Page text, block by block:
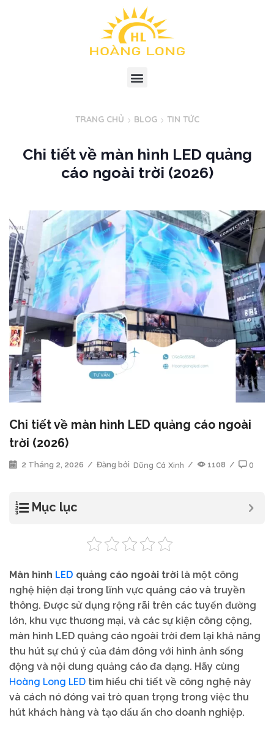
TRANG CHỦ BLOG TIN TỨC
Chi tiết về màn hình LED quảng
cáo ngoài trời (2026)
Chi tiết về màn hình LED quảng cáo ngoài
trời (2026)
2 Tháng 2, 2026 / Đăng bởi Dũng Cá Xinh / 1108 / 0
Mục lục
Màn hình LED quảng cáo ngoài trời là một công
nghệ hiện đại trong lĩnh vực quảng cáo và truyền
thông. Được sử dụng rộng rãi trên các tuyến đường
lớn, khu vực thương mại, và các sự kiện công cộng,
màn hình LED quảng cáo ngoài trời đem lại khả năng
thu hút sự chú ý của đám đông với hình ảnh sống
động và nội dung quảng cáo đa dạng. Hãy cùng
Hoàng Long LED tìm hiểu chi tiết về công nghệ này
và cách nó đóng vai trò quan trọng trong việc thu
hút khách hàng và tạo dấu ấn cho doanh nghiệp.